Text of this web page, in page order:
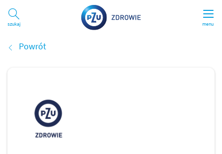
menu
Szukaj
Powrót